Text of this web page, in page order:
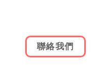
聯絡我們